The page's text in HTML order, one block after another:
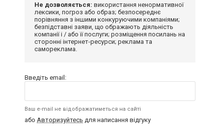
Не дозволяється: використання ненормативної
лексики, погроз або образ; безпосереднє
порівняння з іншими конкуруючими компаніями;
безпідставні заяви, що ображають діяльність
компанії і / або її послуги; розміщення посилань на
сторонні інтернет-ресурси; реклама та
самореклама.
Введіть email:
Ваш e-mail не відображатиметься на сайті
або Авторизуйтесь для написання відгуку